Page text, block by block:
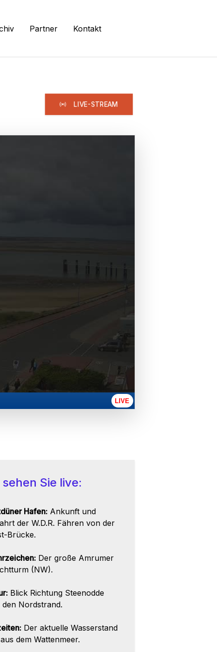
Partner Kontakt
LIVE-STREAM
Sie live:
Hafen: Ankunft und
der W.D.R. Fähren von der
Brücke.
Der große Amrumer
(NW).
Blick Richtung Steenodde
den Nordstrand.
Der aktuelle Wasserstand
dem Wattenmeer.